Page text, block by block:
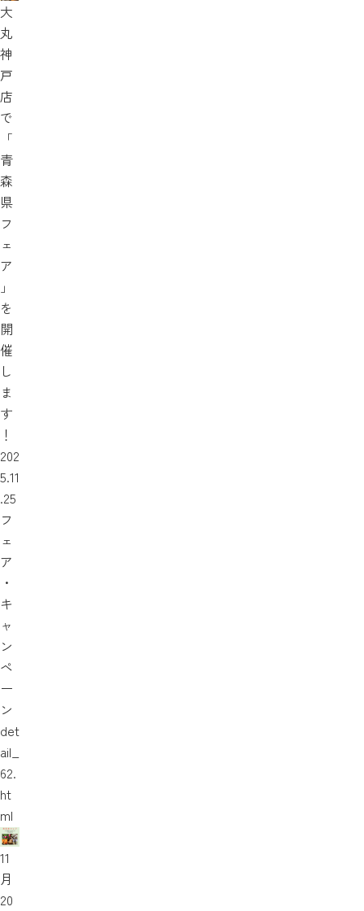
大
丸
神
戸
店
で
「
青
森
県
フ
ェ
ア
」
を
開
催
し
ま
す
！
202
5.11
.25
フ
ェ
ア
・
キ
ャ
ン
ペ
ー
ン
det
ail_
62.
ht
ml
11
月
20